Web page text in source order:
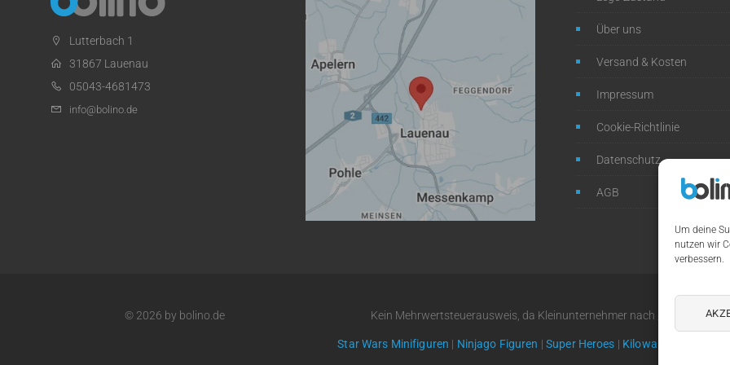
Um deine
nutzen wir
verbessern.
Lutterbach 1
31867 Lauenau
05043-4681473
info@bolino.de
Über uns
Versand & Kosten
Impressum
Cookie-Richtlinie
Datenschutz
AGB
© 2026 by bolino.de Kein Mehrwertsteuerausweis, da Kleinunternehmer nach §19 (1) UStG.
Star Wars Minifiguren | Ninjago Figuren | Super Heroes | Kiloware